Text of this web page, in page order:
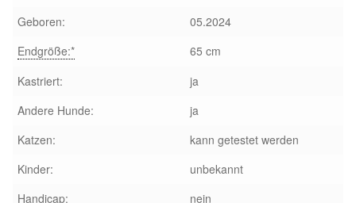
Aktion „Hilfe La Linea“
Partnertierheim in Bulgarien
Geboren:
05.2024
Endgröße:*
65 cm
Kastriert:
ja
Andere Hunde:
ja
Katzen:
kann getestet werden
Kinder:
unbekannt
Handicap:
nein